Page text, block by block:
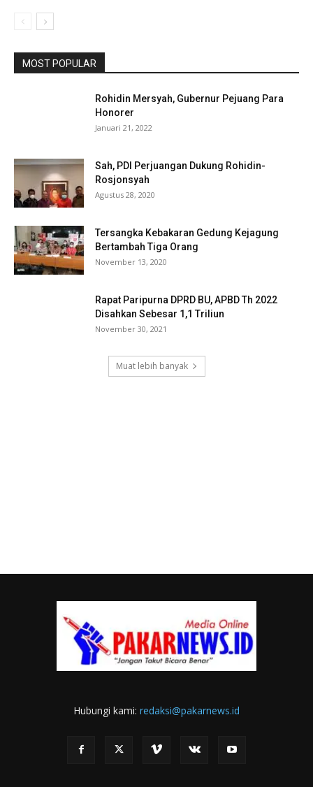
MOST POPULAR
Rohidin Mersyah, Gubernur Pejuang Para
Honorer
Januari 21, 2022
Sah, PDI Perjuangan Dukung Rohidin-
Rosjonsyah
Agustus 28, 2020
Tersangka Kebakaran Gedung Kejagung
Bertambah Tiga Orang
November 13, 2020
Rapat Paripurna DPRD BU, APBD Th 2022
Disahkan Sebesar 1,1 Triliun
November 30, 2021
Muat lebih banyak
Hubungi kami: redaksi@pakarnews.id